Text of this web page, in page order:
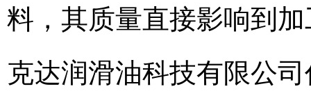
料，其质量直接影响到
克达润滑油科技有限公